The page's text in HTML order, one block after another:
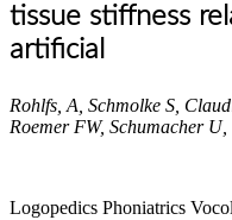
tissue stiffness
artificial
Rohlfs, A, Schmolke S,
Roemer FW, Schumacher
Logopedics Phoniatrics